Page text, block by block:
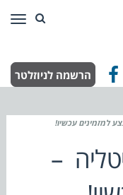
הרשמה לניוזלטר
למזמינים עכשיו!
–